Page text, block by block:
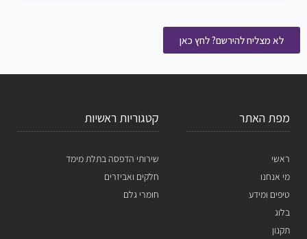
לא מצליח להירשם? לחץ כאן
מפת האתר
ראשי
מי אנחנו
טיפים ומידע
בלוג
תקנון
קטגוריות ראשיות
שירותי הדפסה בתלת מימד
חלקים ואביזרים
חומרי גלם